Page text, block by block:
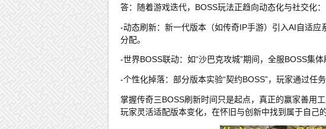
答：随着游戏迭代，BOSS玩法正趋向动态化与社交化：
-动态刷新：新一代版本（如传奇IP手游）引入AI自适
分配。
-世界BOSS联动：如“沙巴克攻城”期间，全服BOSS集
-个性化掉落：部分版本实验“契约BOSS”，玩家通过任
掌握传奇三BOSS刷新时间只是起点，真正的赢家善用
玩家灵活适配版本变化，在怀旧与创新中找到属于自己